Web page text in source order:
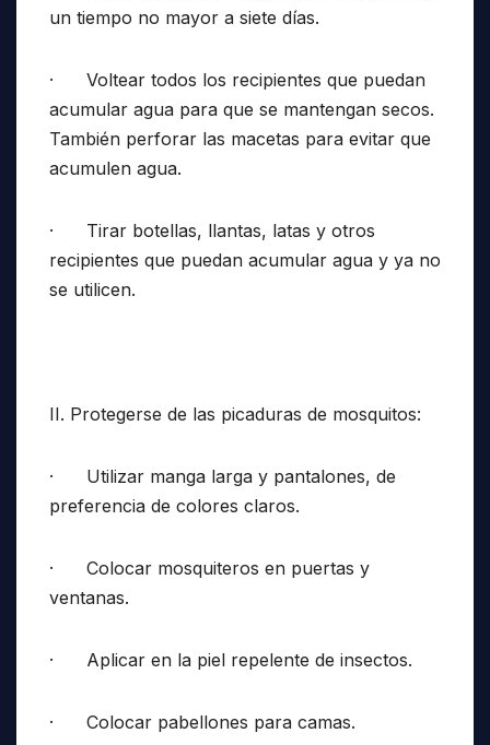
un tiempo no mayor a siete días.
· Voltear todos los recipientes que puedan
acumular agua para que se mantengan secos.
También perforar las macetas para evitar que
acumulen agua.
· Tirar botellas, llantas, latas y otros
recipientes que puedan acumular agua y ya no
se utilicen.
II. Protegerse de las picaduras de mosquitos:
· Utilizar manga larga y pantalones, de
preferencia de colores claros.
· Colocar mosquiteros en puertas y
ventanas.
· Aplicar en la piel repelente de insectos.
· Colocar pabellones para camas.